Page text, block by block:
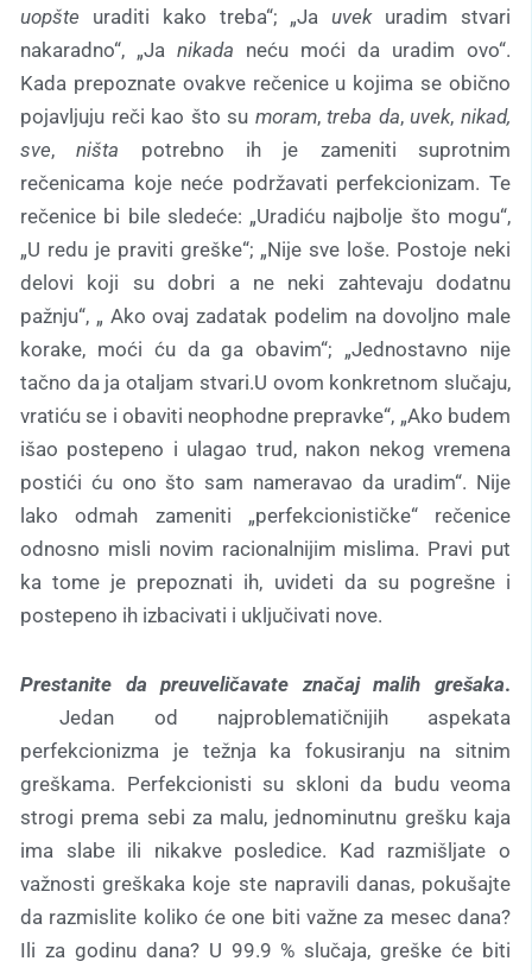
uopšte uraditi kako treba“; „Jauvekuradim stvari
nakaradno“, „Ja nikada neću moći da uradim ovo“.
Kada prepoznate ovakve rečenice u kojima se obično
pojavljuju reči kao što su moram,treba da,uvek,nikad,
sve, ništa potrebno ih je zameniti suprotnim
rečenicama koje neće podržavati perfekcionizam. Te
rečenice bi bile sledeće: „Uradiću najbolje što mogu“,
„U redu je praviti greške“; „Nije sve loše. Postoje neki
delovi koji su dobri a ne neki zahtevaju dodatnu
pažnju“, „ Ako ovaj zadatak podelim na dovoljno male
korake, moći ću da ga obavim“; „Jednostavno nije
tačno da ja otaljam stvari.U ovom konkretnom slučaju,
vratiću se i obaviti neophodne prepravke“, „Ako budem
išao postepeno i ulagao trud, nakon nekog vremena
postići ću ono što sam nameravao da uradim“. Nije
lako odmah zameniti „perfekcionističke“ rečenice
odnosno misli novim racionalnijim mislima. Pravi put
ka tome je prepoznati ih, uvideti da su pogrešne i
postepeno ih izbacivati i uključivati nove.
Prestanite da preuveličavate značaj malih grešaka.
Jedan od najproblematičnijih aspekata
perfekcionizma je težnja ka fokusiranju na sitnim
greškama. Perfekcionisti su skloni da budu veoma
strogi prema sebi za malu, jednominutnu grešku kaja
ima slabe ili nikakve posledice. Kad razmišljate o
važnosti greškaka koje ste napravili danas, pokušajte
da razmislite koliko će one biti važne za mesec dana?
Ili za godinu dana? U 99.9 % slučaja, greške će biti